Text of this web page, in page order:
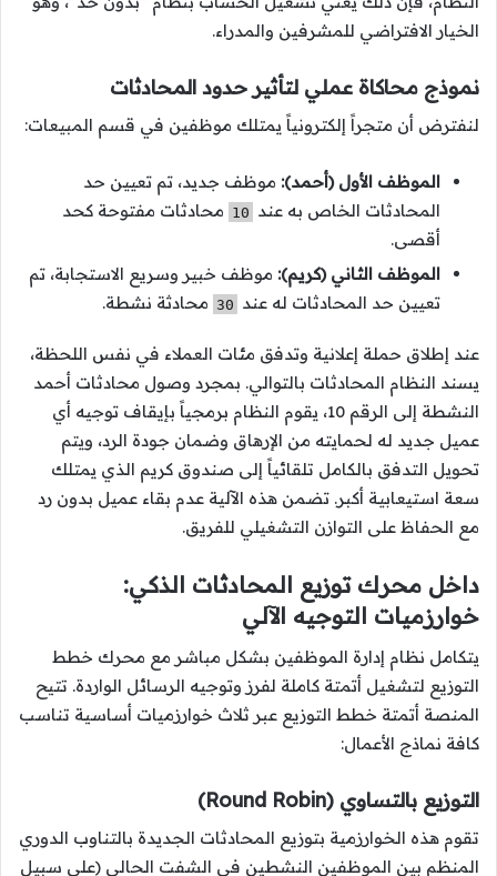
الخيار الافتراضي للمشرفين والمدراء.
نموذج محاكاة عملي لتأثير حدود المحادثات
لنفترض أن متجراً إلكترونياً يمتلك موظفين في قسم المبيعات:
الموظف الأول (أحمد): موظف جديد، تم تعيين حد
المحادثات الخاص به عند 10 محادثات مفتوحة كحد
أقصى.
الموظف الثاني (كريم): موظف خبير وسريع الاستجابة، تم
تعيين حد المحادثات له عند 30 محادثة نشطة.
عند إطلاق حملة إعلانية وتدفق مئات العملاء في نفس اللحظة،
يسند النظام المحادثات بالتوالي. بمجرد وصول محادثات أحمد
النشطة إلى الرقم 10، يقوم النظام برمجياً بإيقاف توجيه أي
عميل جديد له لحمايته من الإرهاق وضمان جودة الرد، ويتم
تحويل التدفق بالكامل تلقائياً إلى صندوق كريم الذي يمتلك
سعة استيعابية أكبر. تضمن هذه الآلية عدم بقاء عميل بدون رد
مع الحفاظ على التوازن التشغيلي للفريق.
داخل محرك توزيع المحادثات الذكي:
خوارزميات التوجيه الآلي
يتكامل نظام إدارة الموظفين بشكل مباشر مع محرك خطط
التوزيع لتشغيل أتمتة كاملة لفرز وتوجيه الرسائل الواردة. تتيح
المنصة أتمتة خطط التوزيع عبر ثلاث خوارزميات أساسية تناسب
كافة نماذج الأعمال:
التوزيع بالتساوي (Round Robin)
تقوم هذه الخوارزمية بتوزيع المحادثات الجديدة بالتناوب الدوري
المنظم بين الموظفين النشطين في الشفت الحالي (على سبيل